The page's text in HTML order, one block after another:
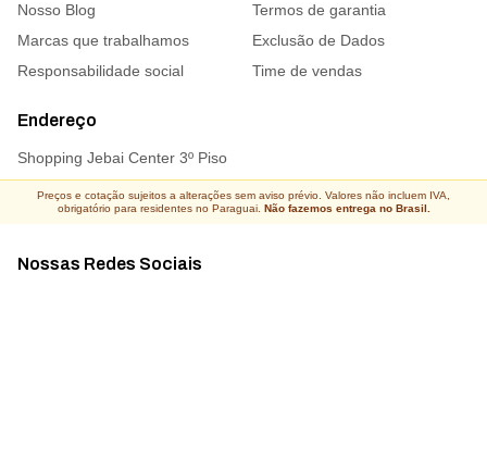
Nosso Blog
Termos de garantia
Marcas que trabalhamos
Exclusão de Dados
Responsabilidade social
Time de vendas
Endereço
Shopping Jebai Center 3º Piso
Nossas Redes Sociais
Preços e cotação sujeitos a alterações sem aviso prévio. Valores não incluem IVA,
obrigatório para residentes no Paraguai. Não fazemos entrega no Brasil.